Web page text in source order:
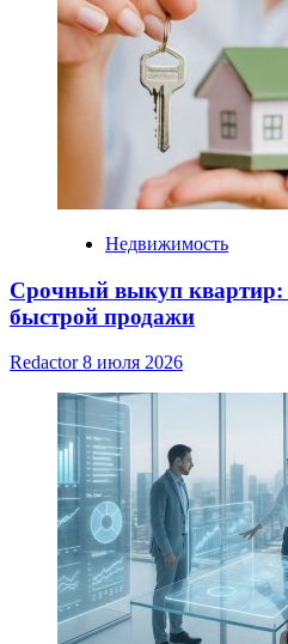
Недвижимость
Срочный выкуп квартир:
быстрой продажи
Redactor8 июля 2026